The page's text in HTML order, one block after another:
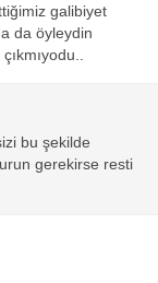
galibiyet
da öyleydin
bu şekilde
gerekirse resti